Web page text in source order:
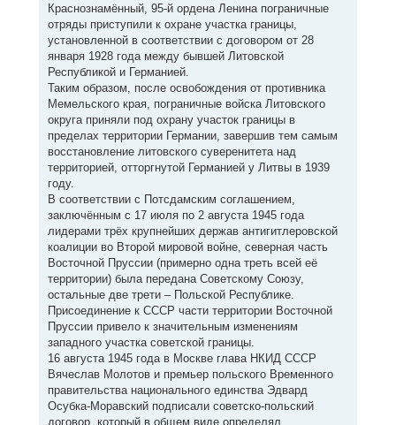
Краснознамённый, 95-й ордена Ленина пограничные
отряды приступили к охране участка границы,
установленной в соответствии с договором от 28
января 1928 года между бывшей Литовской
Республикой и Германией.
Таким образом, после освобождения от противника
Мемельского края, пограничные войска Литовского
округа приняли под охрану участок границы в
пределах территории Германии, завершив тем самым
восстановление литовского суверенитета над
территорией, отторгнутой Германией у Литвы в 1939
году.
В соответствии с Потсдамским соглашением,
заключённым с 17 июля по 2 августа 1945 года
лидерами трёх крупнейших держав антигитлеровской
коалиции во Второй мировой войне, северная часть
Восточной Пруссии (примерно одна треть всей её
территории) была передана Советскому Союзу,
остальные две трети – Польской Республике.
Присоединение к СССР части территории Восточной
Пруссии привело к значительным изменениям
западного участка советской границы.
16 августа 1945 года в Москве глава НКИД СССР
Вячеслав Молотов и премьер польского Временного
правительства национального единства Эдвард
Осубка-Моравский подписали советско-польский
договор, который в общем виде определял